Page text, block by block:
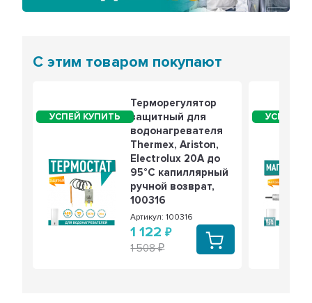
С этим товаром покупают
Терморегулятор
защитный для
водонагревателя
Thermex, Ariston,
Electrolux 20А до
95°С капиллярный
ручной возврат,
100316
Артикул: 100316
1 122
1 508